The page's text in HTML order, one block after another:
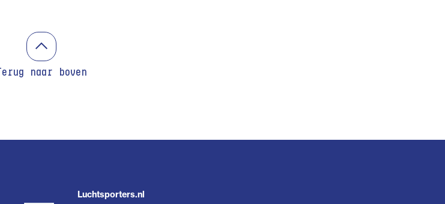
Terug naar boven
Luchtsporters.nl